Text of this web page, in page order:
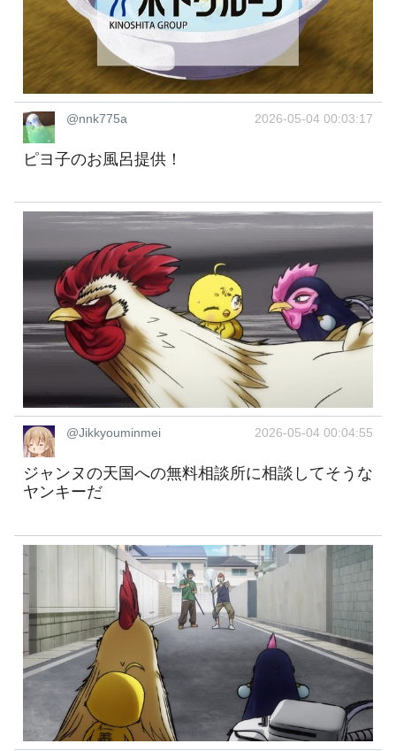
@nnk775a 2026-05-04 00:03:17
ピヨ子のお風呂提供！
@Jikkyouminmei 2026-05-04 00:04:55
ジャンヌの天国への無料相談所に相談してそうな
ヤンキーだ